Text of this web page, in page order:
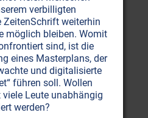
WASSER
Vom
Lebenswasser
verbilligten
weiterhin
möglich bleiben. Womit
sind, ist die
eines Masterplans, der
und digitalisierte
führen soll. Wollen
Leute unabhängig
werden?